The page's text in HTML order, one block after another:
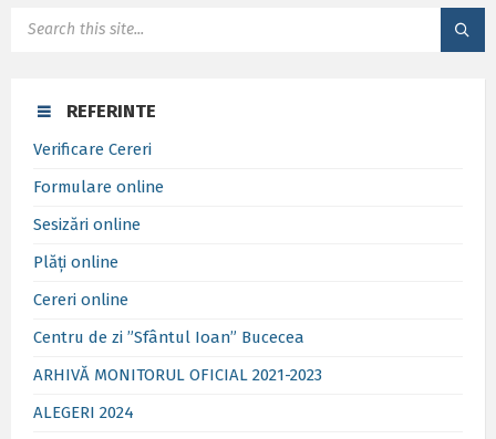
REFERINTE
Verificare Cereri
Formulare online
Sesizări online
Plăți online
Cereri online
Centru de zi ”Sfântul Ioan” Bucecea
ARHIVĂ MONITORUL OFICIAL 2021-2023
ALEGERI 2024